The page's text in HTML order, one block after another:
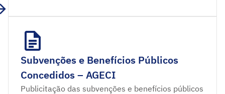
Subvenções e Benefícios Públicos
Concedidos – AGECI
Publicitação das subvenções e benefícios públicos